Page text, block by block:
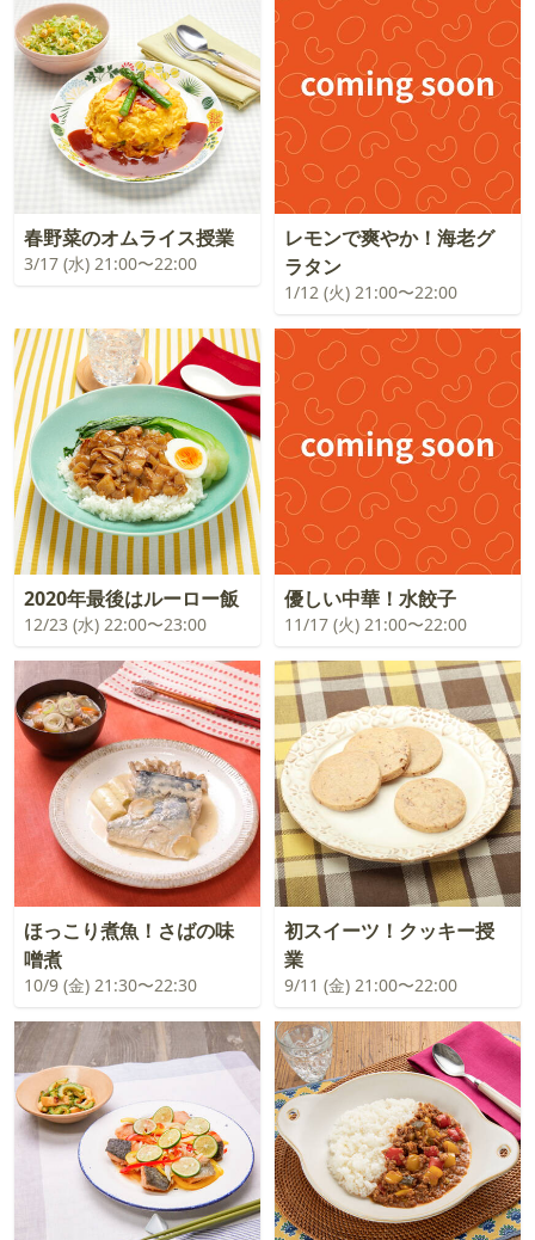
春野菜のオムライス授業
3/17 (水) 21:00〜22:00
レモンで爽やか！海老グ
ラタン
1/12 (火) 21:00〜22:00
2020年最後はルーロー飯
12/23 (水) 22:00〜23:00
優しい中華！水餃子
11/17 (火) 21:00〜22:00
ほっこり煮魚！さばの味
噌煮
10/9 (金) 21:30〜22:30
初スイーツ！クッキー授
業
9/11 (金) 21:00〜22:00